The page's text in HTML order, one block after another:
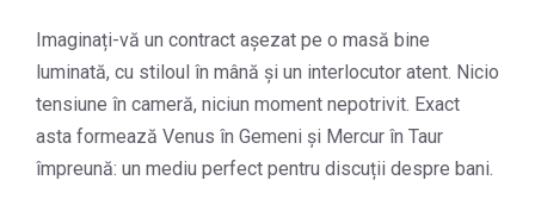
Imaginați-vă un contract așezat pe o masă bine
luminată, cu stiloul în mână și un interlocutor atent. Nicio
tensiune în cameră, niciun moment nepotrivit. Exact
asta formează Venus în Gemeni și Mercur în Taur
împreună: un mediu perfect pentru discuții despre bani.